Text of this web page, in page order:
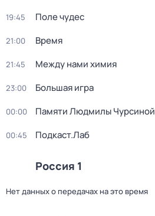
19:45 Поле чудес
21:00 Время
21:45 Между нами химия
23:00 Большая игра
00:00 Памяти Людмилы Чурсиной
00:45 Подкаст.Лаб
Россия 1
Нет данных о передачах на это время